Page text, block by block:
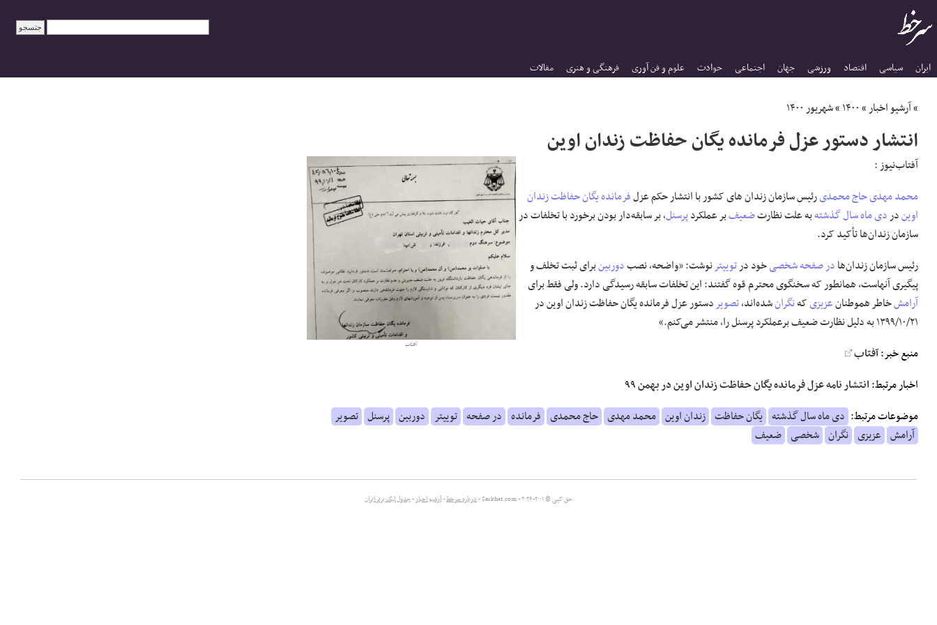
ایران سیاسی اقتصاد ورزشی جهان اجتماعی حوادث علوم و فن آوری فرهنگی و هنری مقالات
»آرشیو اخبار»۱۴۰۰»شهریور ۱۴۰۰
انتشار دستور عزل فرمانده یگان حفاظت زندان اوین
آفتاب
آفتاب‌‌نیوز :
محمد مهدیحاج محمدیرئیس سازمان زندان های کشور با انتشار حکم عزلفرماندهیگان حفاظتزندان
اویندردی ماه سال گذشتهبه علت نظارتضعیفبر عملکردپرسنل، بر سابقه‌دار بودن برخورد با تخلفات در
سازمان زندان‌ها تأکید کرد.
رئیس سازمان زندان‌هادر صفحهشخصیخود درتوییترنوشت: «واضحه، نصبدوربینبرای ثبت تخلف و
پیگیری آنهاست، همانطور که سخنگوی محترم قوه گفتند: این تخلفات سابقه رسیدگی دارد. ولی فقط برای
آرامشخاطر هموطنانعزیزیکهنگرانشده‌اند،تصویردستور عزل فرمانده یگان حفاظت زندان اوین در
۱۳۹۹/۱۰/۲۱ به دلیل نظارت ضعیف برعملکرد پرسنل را، منتشر می‌کنم.»
منبع خبر:آفتاب
اخبار مرتبط:انتشار نامه عزل فرمانده یگان حفاظت زندان اوین در بهمن ۹۹
موضوعات مرتبط: دی ماه سال گذشته یگان حفاظت زندان اوین محمد مهدی حاج محمدی فرمانده در صفحه توییتر دوربین پرسنل تصویر
آرامش عزیزی نگران شخصی ضعیف
حق کپی © ۲۰۰۱-۲۰۲۶ - Sarkhat.com - درباره سرخط-آرشیو اخبار-جدول لیگ برتر ایران